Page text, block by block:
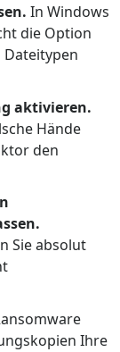
In Windows
die Option
aktivieren.
Hände
den
Sie absolut
Ihre